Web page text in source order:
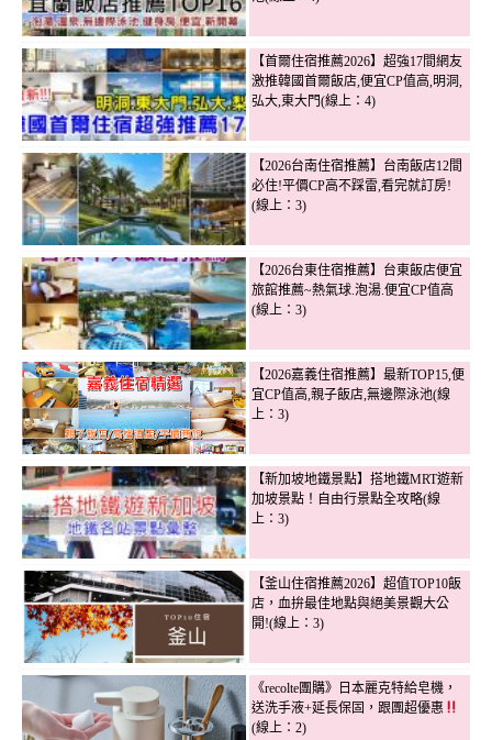
【首爾住宿推薦2026】超強17間網友
激推韓國首爾飯店,便宜CP值高,明洞,
弘大,東大門(線上：4)
【2026台南住宿推薦】台南飯店12間
必住!平價CP高不踩雷,看完就訂房!
(線上：3)
【2026台東住宿推薦】台東飯店便宜
旅館推薦~熱氣球.泡湯.便宜CP值高
(線上：3)
【2026嘉義住宿推薦】最新TOP15,便
宜CP值高,親子飯店,無邊際泳池(線
上：3)
【新加坡地鐵景點】搭地鐵MRT遊新
加坡景點！自由行景點全攻略(線
上：3)
【釜山住宿推薦2026】超值TOP10飯
店，血拚最佳地點與絕美景觀大公
開!(線上：3)
《recolte團購》日本麗克特給皂機，
送洗手液+延長保固，跟團超優惠
(線上：2)